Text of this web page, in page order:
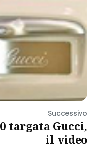
Successivo
targata Gucci,
il video